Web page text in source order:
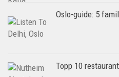
Oslo-guide: 5
Topp 10